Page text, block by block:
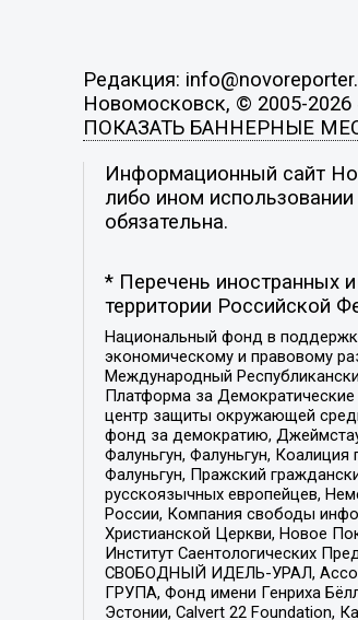
Редакция:
Новомосковск, © 2005-2026
ПОКАЗАТЬ БАННЕРНЫЕ
Информационный сайт
либо ином
обязательна.
* Перечень иностранных
территории Российской
Национальный фонд в
экономическому и правовому
Международный
Платформа за
центр защиты окружающей
фонд за демократию,
Фалуньгун, Фалуньгун,
Фалуньгун, Пражский
русскоязычных европейцев,
России, Компания свободы
Христианской Церкви, Новое
Институт Саентологических
СВОБОДНЫЙ ИДЕЛЬ-УРАЛ,
ГРУПА, Фонд имени Генриха
Эстонии, Calvert 22 Foundation,